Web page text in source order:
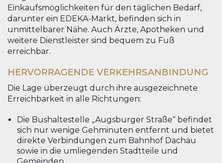
Einkaufsmöglichkeiten für den täglichen Bedarf,
darunter ein EDEKA-Markt, befinden sich in
unmittelbarer Nähe. Auch Ärzte, Apotheken und
weitere Dienstleister sind bequem zu Fuß
erreichbar.
HERVORRAGENDE VERKEHRSANBINDUNG
Die Lage überzeugt durch ihre ausgezeichnete
Erreichbarkeit in alle Richtungen:
Die Bushaltestelle „Augsburger Straße“ befindet
sich nur wenige Gehminuten entfernt und bietet
direkte Verbindungen zum Bahnhof Dachau
sowie in die umliegenden Stadtteile und